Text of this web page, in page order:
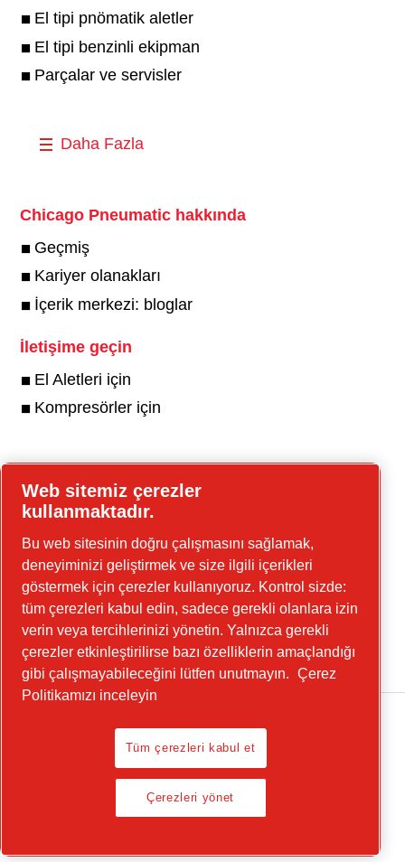
El tipi pnömatik aletler
El tipi benzinli ekipman
Parçalar ve servisler
Daha Fazla
Chicago Pneumatic hakkında
Geçmiş
Kariyer olanakları
İçerik merkezi: bloglar
İletişime geçin
El Aletleri için
Kompresörler için
Çevrimiçi araçlar
Linkedin
YouTube
Instagram
Web sitemiz çerezler
kullanmaktadır.
Bu web sitesinin doğru çalışmasını sağlamak,
deneyiminizi geliştirmek ve size ilgili içerikleri
göstermek için çerezler kullanıyoruz. Kontrol sizde:
tüm çerezleri kabul edin, sadece gerekli olanlara izin
verin veya tercihlerinizi yönetin. Yalnızca gerekli
çerezler etkinleştirilirse bazı özelliklerin amaçlandığı
gibi çalışmayabileceğini lütfen unutmayın. Çerez
Politikamızı inceleyin
Tüm çerezleri kabul et
Çerezleri yönet